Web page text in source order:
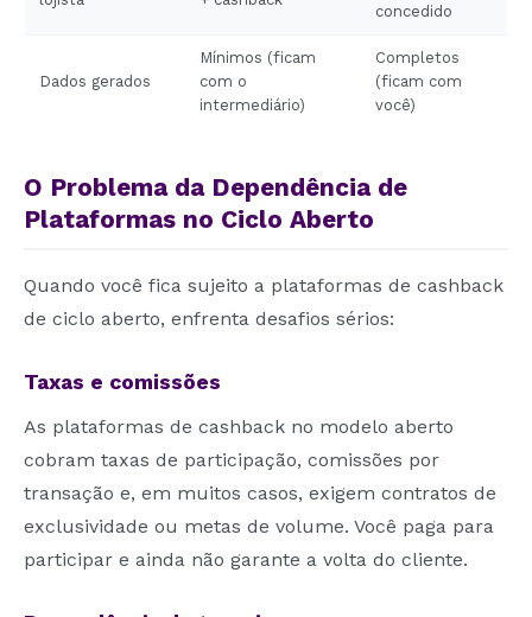
concedido
Dados gerados
Mínimos (ficam
com o
intermediário)
Completos
(ficam com
você)
O Problema da Dependência de
Plataformas no Ciclo Aberto
Quando você fica sujeito a plataformas de cashback
de ciclo aberto, enfrenta desafios sérios:
Taxas e comissões
As plataformas de cashback no modelo aberto
cobram taxas de participação, comissões por
transação e, em muitos casos, exigem contratos de
exclusividade ou metas de volume. Você paga para
participar e ainda não garante a volta do cliente.